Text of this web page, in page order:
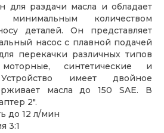
для раздачи масла и обладает
количеством
деталей. Он представляет
насос с плавной подачей
перекачки различных типов
синтетические и
Устройство имеет двойное
масла до 150 SAE. В
2".
до 12 л/мин
3:1